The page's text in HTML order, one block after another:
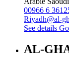
00966 6
Riyadh@al-
See details
AL-